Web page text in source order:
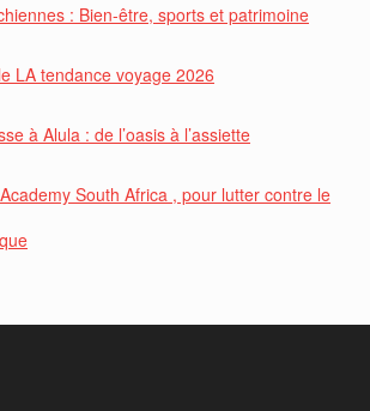
: Bien-être, sports et patrimoine
LA tendance voyage 2026
à Alula : de l’oasis à l’assiette
South Africa , pour lutter contre le